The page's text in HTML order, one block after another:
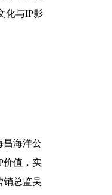
化与IP影
昌海洋公
价值，实
销总监吴